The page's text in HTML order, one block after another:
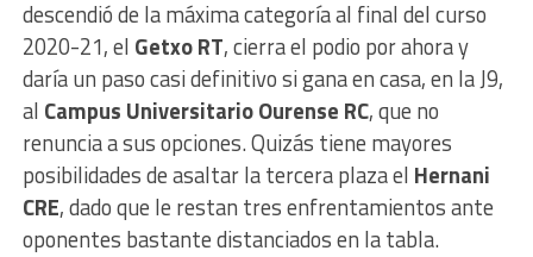
descendió de la máxima categoría al final del curso
2020-21, el Getxo RT, cierra el podio por ahora y
daría un paso casi definitivo si gana en casa, en la J9,
al Campus Universitario Ourense RC, que no
renuncia a sus opciones. Quizás tiene mayores
posibilidades de asaltar la tercera plaza el Hernani
CRE, dado que le restan tres enfrentamientos ante
oponentes bastante distanciados en la tabla.